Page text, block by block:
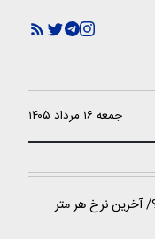
جمعه ۱۶ مرداد ۱۴۰۵
آخرین نرخ هر متر